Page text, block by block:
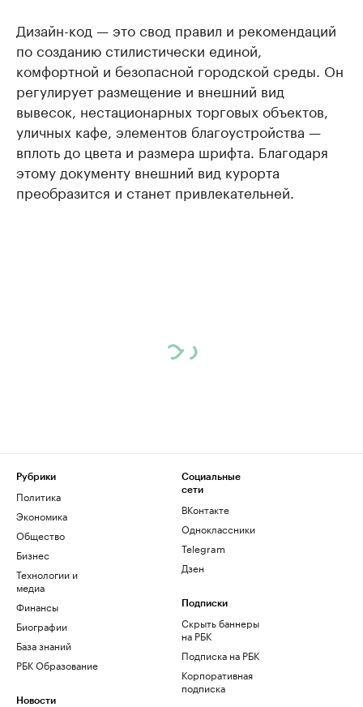
Дизайн-код — это свод правил и рекомендаций
по созданию стилистически единой,
комфортной и безопасной городской среды. Он
регулирует размещение и внешний вид
вывесок, нестационарных торговых объектов,
уличных кафе, элементов благоустройства —
вплоть до цвета и размера шрифта. Благодаря
этому документу внешний вид курорта
преобразится и станет привлекательней.
Рубрики
Политика
Экономика
Общество
Бизнес
Технологии и
медиа
Финансы
Биографии
База знаний
РБК Образование
Новости
Социальные
сети
ВКонтакте
Одноклассники
Telegram
Дзен
Подписки
Скрыть баннеры
на РБК
Подписка на РБК
Корпоративная
подписка